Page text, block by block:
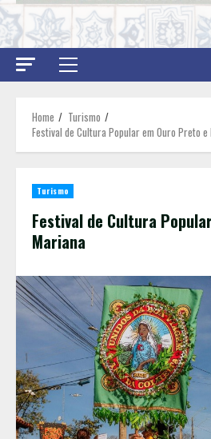
Primary
Home
Turismo
Festival de Cultura Popular em Ouro Preto e
Turismo
Festival de Cultura
Mariana